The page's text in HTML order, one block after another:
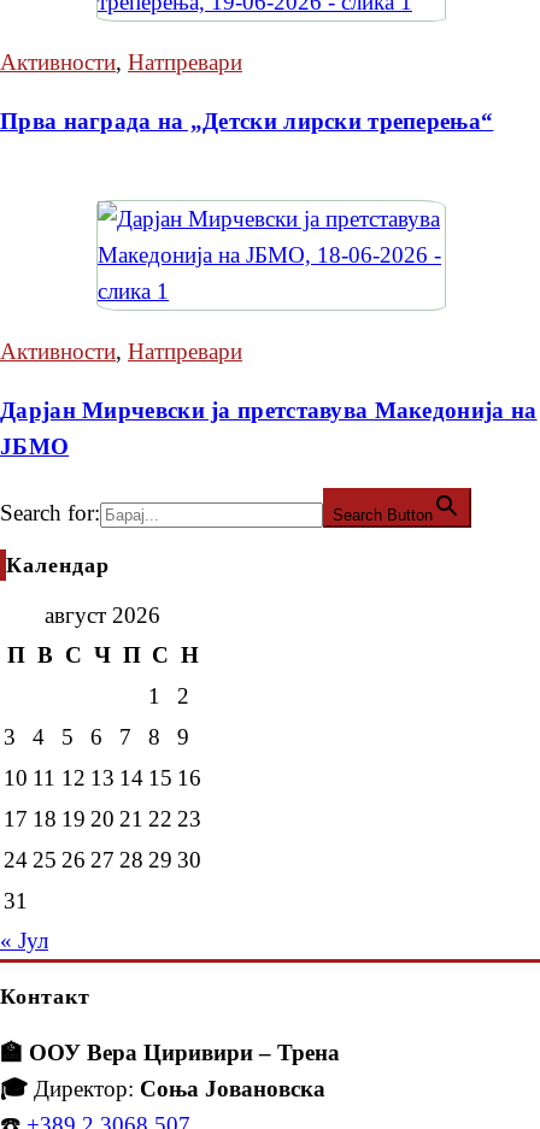
Активности, Натпревари
Прва награда на „Детски лирски треперења“
Активности, Натпревари
Дарјан Мирчевски ја претставува Македонија на
ЈБМО
Search for: Search Button
Календар
август 2026
П В С Ч П С Н
1
2
3
4 5 6 7 8
9
10 11 12 13 14 15 16
17 18 19 20 21 22 23
2425 26 27 28 29 30
31
« Јул
Контакт
🏫 ООУ Вера Циривири – Трена
🎓 Директор: Соња Јовановска